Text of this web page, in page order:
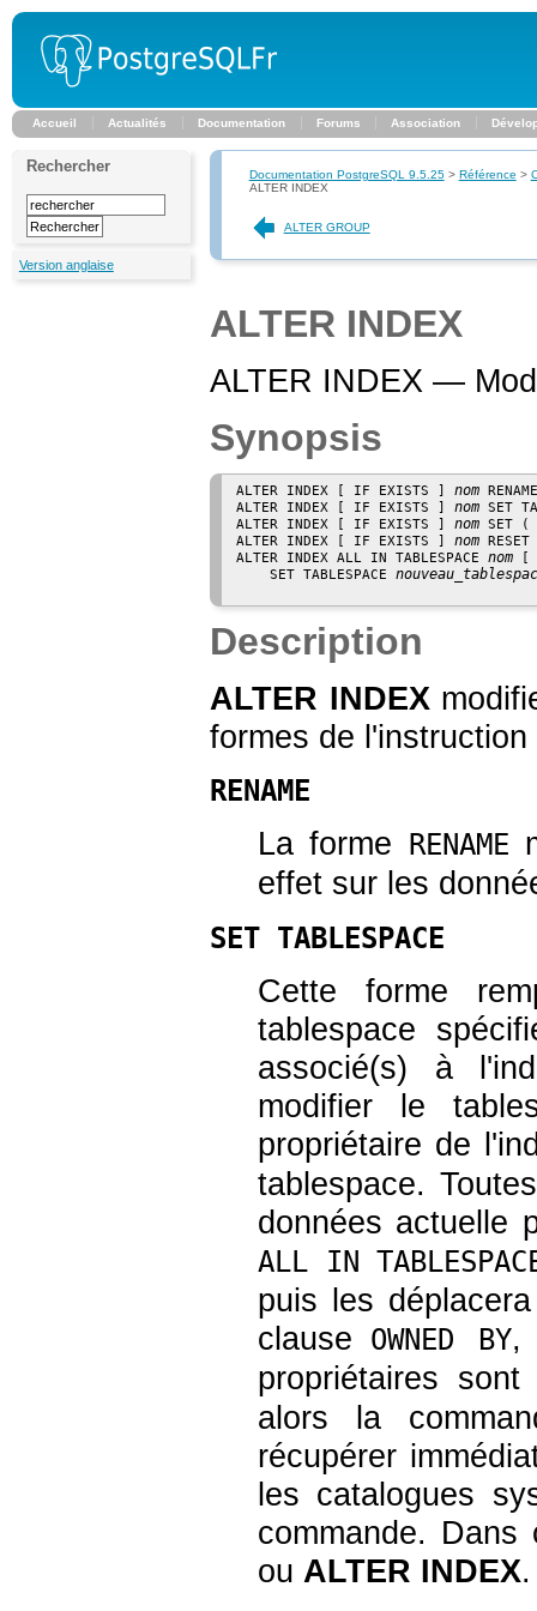
Accueil Actualités Documentation Forums Association
Rechercher
Version anglaise
Documentation PostgreSQL 9.5.25> Référence >
ALTER INDEX
ALTER GROUP
ALTER INDEX
ALTER INDEX —
Synopsis
ALTER INDEX [ IF EXISTS ] nom
ALTER INDEX [ IF EXISTS ] nom SET
ALTER INDEX [ IF EXISTS ] nom SET (
ALTER INDEX [ IF EXISTS ] nom
ALTER INDEX ALL IN TABLESPACE nom [
    SET TABLESPACE
Description
ALTER INDEX
formes de l'instruction
RENAME
La forme RENAME
effet sur les
SET TABLESPACE
Cette forme
tablespace
associé(s) à
modifier le
propriétaire de
tablespace.
données actuelle
ALL IN
puis les
clause OWNED BY,
propriétaires
alors la
récupérer
les catalogues
commande.
ou ALTER INDEX